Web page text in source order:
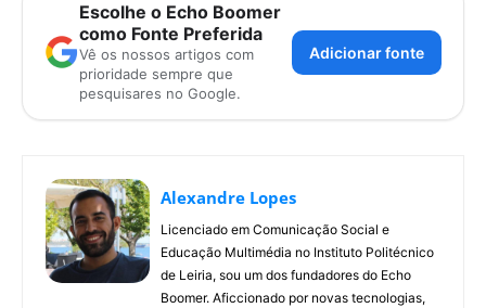
Escolhe o Echo Boomer
como Fonte Preferida
Vê os nossos artigos com
prioridade sempre que
pesquisares no Google.
Adicionar fonte
Alexandre Lopes
Licenciado em Comunicação Social e
Educação Multimédia no Instituto Politécnico
de Leiria, sou um dos fundadores do Echo
Boomer. Aficcionado por novas tecnologias,